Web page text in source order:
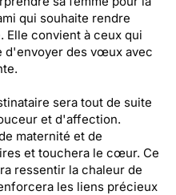
qui souhaite rendre
Elle convient à ceux qui
d'envoyer des vœux avec
sera tout de suite
et d'affection.
maternité et de
et touchera le cœur. Ce
ressentir la chaleur de
les liens précieux